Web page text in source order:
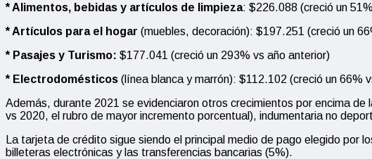
* Alimentos, bebidas y artículos de limpieza: $226.088 (creció un
* Artículos para el hogar (muebles, decoración): $197.251 (creció un
* Pasajes y Turismo: $177.041 (creció un 293% vs año anterior)
* Electrodomésticos (línea blanca y marrón): $112.102 (creció un 66%
Además, durante 2021 se evidenciaron otros crecimientos por encima
vs 2020, el rubro de mayor incremento porcentual), indumentaria no
La tarjeta de crédito sigue siendo el principal medio de pago elegido
billeteras electrónicas y las transferencias bancarias (5%).